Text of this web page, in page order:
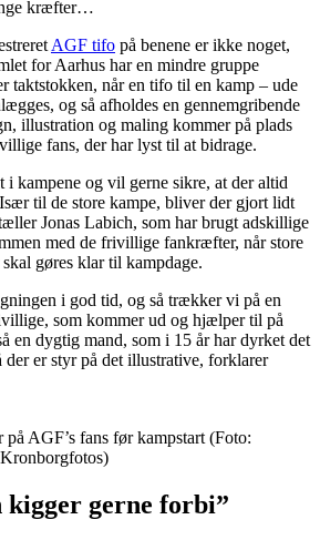
kræfter…
AGF tifo på benene er ikke noget,
for Aarhus har en mindre gruppe
taktstokken, når en tifo til en kamp – ude
og så afholdes en gennemgribende
illustration og maling kommer på plads
fans, der har lyst til at bidrage.
i kampene og vil gerne sikre, at der altid
til de store kampe, bliver der gjort lidt
Jonas Labich, som har brugt adskillige
med de frivillige fankræfter, når store
gøres klar til kampdage.
i god tid, og så trækker vi på en
som kommer ud og hjælper til på
en dygtig mand, som i 15 år har dyrket det
der er styr på det illustrative, forklarer
AGF’s fans før kampstart (Foto:
kigger gerne forbi”